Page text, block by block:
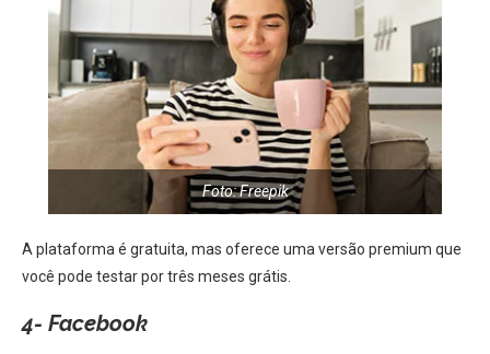
Foto: Freepik
A plataforma é gratuita, mas oferece uma versão premium que
você pode testar por três meses grátis.
4- Facebook